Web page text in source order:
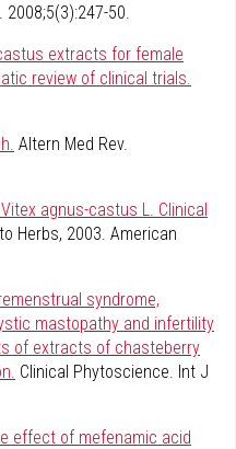
50.
extracts for female
review of clinical trials.
Altern Med Rev.
agnus-castus L. Clinical
Herbs, 2003. American
syndrome,
mastopathy and infertility
of extracts of chasteberry
Clinical Phytoscience. Int J
effect of mefenamic acid